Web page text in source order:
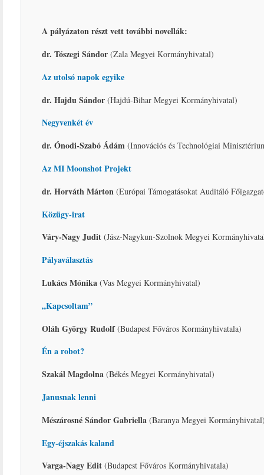
A pályázaton részt vett további novellák:
dr. Tószegi Sándor (Zala Megyei Kormányhivatal)
Az utolsó napok egyike
dr. Hajdu Sándor (Hajdú-Bihar Megyei Kormányhivatal)
Negyvenkét év
dr. Ónodi-Szabó Ádám (Innovációs és Technológiai
Az MI Moonshot Projekt
dr. Horváth Márton (Európai Támogatásokat Auditáló
Közügy-irat
Váry-Nagy Judit (Jász-Nagykun-Szolnok Megyei
Pályaválasztás
Lukács Mónika (Vas Megyei Kormányhivatal)
„Kapcsoltam”
Oláh György Rudolf(Budapest Főváros Kormányhivatala)
Én a robot?
Szakál Magdolna (Békés Megyei Kormányhivatal)
Janusnak lenni
Mészárosné Sándor Gabriella (Baranya Megyei
Egy-éjszakás kaland
Varga-Nagy Edit (Budapest Főváros Kormányhivatala)